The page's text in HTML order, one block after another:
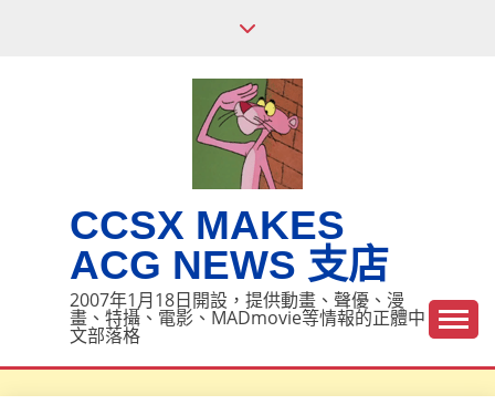
CCSX MAKES
ACG NEWS 支店
2007年1月18日開設，提供動畫、聲優、漫
畫、特攝、電影、MADmovie等情報的正體中
文部落格